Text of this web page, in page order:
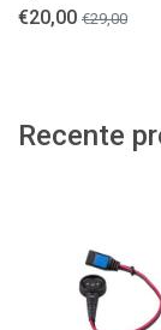
€20,00 €29,00
Recente